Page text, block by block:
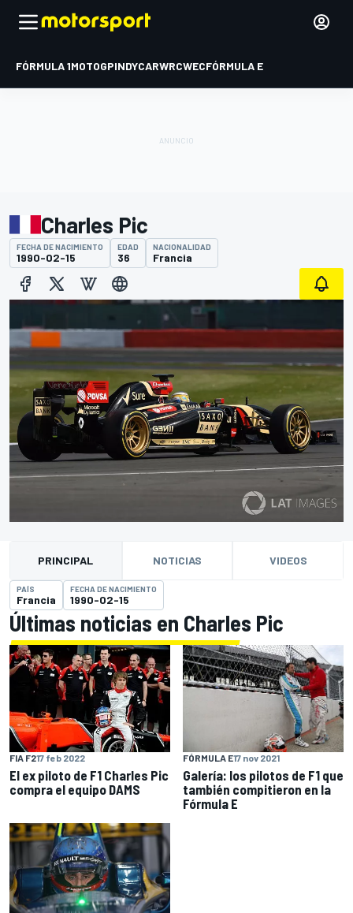
FÓRMULA 1MOTOGPINDYCARWRCWECFÓRMULA E
Charles Pic
FECHA DE NACIMIENTO
1990-02-15
EDAD
36
NACIONALIDAD
Francia
PRINCIPAL NOTICIAS VIDEOS
PAÍS
Francia
FECHA DE NACIMIENTO
1990-02-15
Últimas noticias en Charles Pic
FIA F217 feb 2022
El ex piloto de F1 Charles Pic
compra el equipo DAMS
FÓRMULA E17 nov 2021
Galería: los pilotos de F1 que
también compitieron en la
Fórmula E